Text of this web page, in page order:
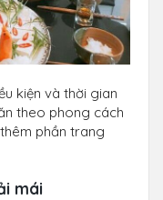
kiện và thời gian
theo phong cách
phần trang
mái